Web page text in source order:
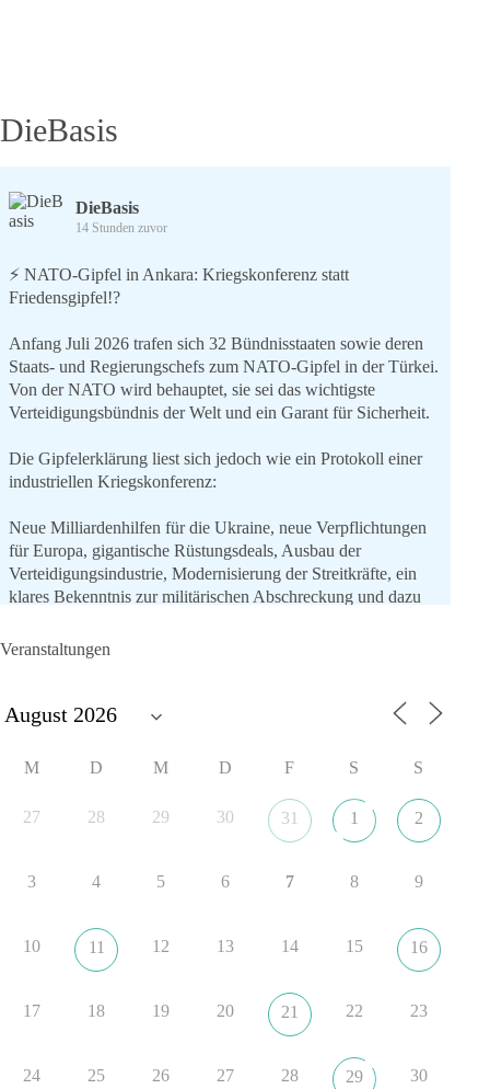
DieBasis
DieBasis
14 Stunden zuvor
⚡️ NATO-Gipfel in Ankara: Kriegskonferenz statt
Friedensgipfel!?
Anfang Juli 2026 trafen sich 32 Bündnisstaaten sowie deren
Staats- und Regierungschefs zum NATO-Gipfel in der Türkei.
Von der NATO wird behauptet, sie sei das wichtigste
Verteidigungsbündnis der Welt und ein Garant für Sicherheit.
Die Gipfelerklärung liest sich jedoch wie ein Protokoll einer
industriellen Kriegskonferenz:
Neue Milliardenhilfen für die Ukraine, neue Verpflichtungen
für Europa, gigantische Rüstungsdeals, Ausbau der
Verteidigungsindustrie, Modernisierung der Streitkräfte, ein
klares Bekenntnis zur militärischen Abschreckung und dazu
aus der NATO. Ein Gipfel, der mehr nach Rüstungsdeal als
nach Friedenspolitik klingt, wird niemals Sicherheit schaffen,
#NATO
Veranstaltungen
M D M D F S S
27 28 29 30 31 1 2
3 4 5 6 7 8 9
10 11 12 13 14 15 16
17 18 19 20 21 22 23
24 25 26 27 28 29 30